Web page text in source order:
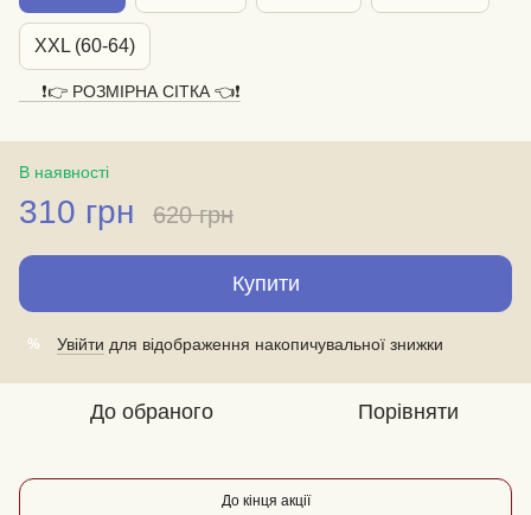
XXL (60-64)
❗️👉 РОЗМІРНА СІТКА 👈❗️
В наявності
310 грн 620 грн
Купити
% Увійти для відображення накопичувальної знижки
До обраного Порівняти
До кінця акції